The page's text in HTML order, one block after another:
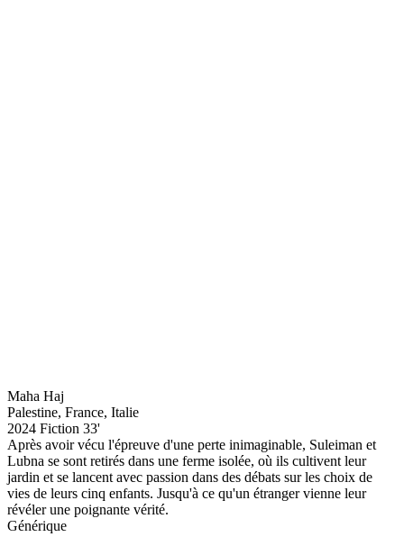
Maha Haj
Palestine, France, Italie
2024 Fiction 33'
Après avoir vécu l'épreuve d'une perte inimaginable, Suleiman et
Lubna se sont retirés dans une ferme isolée, où ils cultivent leur
jardin et se lancent avec passion dans des débats sur les choix de
vies de leurs cinq enfants. Jusqu'à ce qu'un étranger vienne leur
révéler une poignante vérité.
Générique